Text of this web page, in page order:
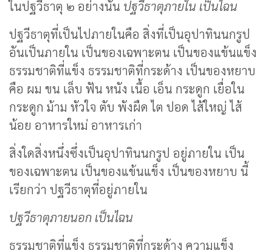
ในปฐวีธาตุ ๒ อย่างนั้น ปฐวีธาตุภายใน เป็นไฉน
ปฐวีธาตุที่เป็นไปภายในคือ สิ่งที่เป็นอุปาทินนกรูป
อันเป็นภายใน เป็นของเฉพาะตน เป็นของแข้นแข็ง
ธรรมชาติที่แข็ง ธรรมชาติที่กระด้าง เป็นของหยาบ
คือ ผม ขน เล็บ ฟัน หนัง เนื้อ เอ็น กระดูก เยื่อใน
กระดูก ม้าม หัวใจ ตับ พังผืด ไต ปอด ไส้ใหญ่ ไส้
น้อย อาหารใหม่ อาหารเก่า
สิ่งใดสิ่งหนึ่งซึ่งเป็นอุปาทินนกรูป อยู่ภายใน เป็น
ของเฉพาะตน เป็นของแข้นแข็ง เป็นของหยาบ นี้
เรียกว่า ปฐวีธาตุที่อยู่ภายใน
ปฐวีธาตุภายนอก เป็นไฉน
ธรรมชาติที่แข็ง ธรรมชาติที่กระด้าง ความแข็ง